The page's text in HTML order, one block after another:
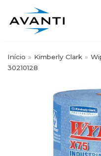
Skip
content
Busque por
categoria:
Início » Kimberly Clark »
30210128